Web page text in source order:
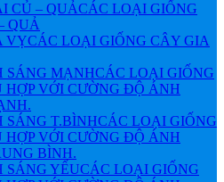
CỦ – QUẢCÁC LOẠI GIỐNG
QUẢ
VỴCÁC LOẠI GIỐNG CÂY GIA
SÁNG MẠNHCÁC LOẠI GIỐNG
HỢP VỚI CƯỜNG ĐỘ ÁNH
SÁNG T.BÌNHCÁC LOẠI GIỐNG
HỢP VỚI CƯỜNG ĐỘ ÁNH
BÌNH.
SÁNG YẾUCÁC LOẠI GIỐNG